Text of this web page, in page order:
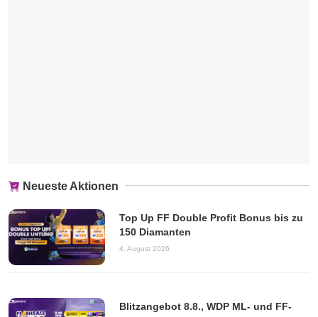
Neueste Aktionen
Top Up FF Double Profit Bonus bis zu
150 Diamanten
4. August 2026
Blitzangebot 8.8., WDP ML- und FF-